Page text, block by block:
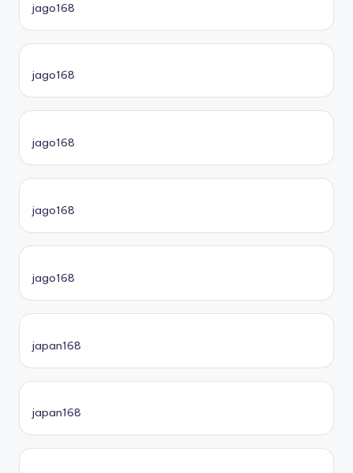
jago168
jago168
jago168
jago168
jago168
japan168
japan168